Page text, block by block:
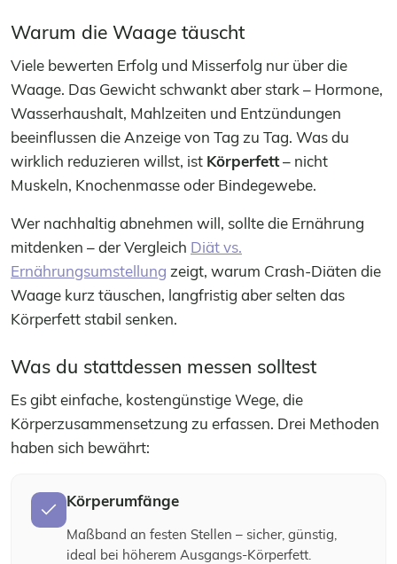
Warum die Waage täuscht
Viele bewerten Erfolg und Misserfolg nur über die
Waage. Das Gewicht schwankt aber stark – Hormone,
Wasserhaushalt, Mahlzeiten und Entzündungen
beeinflussen die Anzeige von Tag zu Tag. Was du
wirklich reduzieren willst, ist Körperfett– nicht
Muskeln, Knochenmasse oder Bindegewebe.
Wer nachhaltig abnehmen will, sollte die Ernährung
mitdenken – der Vergleich Diät vs.
Ernährungsumstellung zeigt, warum Crash-Diäten die
Waage kurz täuschen, langfristig aber selten das
Körperfett stabil senken.
Was du stattdessen messen solltest
Es gibt einfache, kostengünstige Wege, die
Körperzusammensetzung zu erfassen. Drei Methoden
haben sich bewährt:
Körperumfänge
Maßband an festen Stellen – sicher, günstig,
ideal bei höherem Ausgangs-Körperfett.